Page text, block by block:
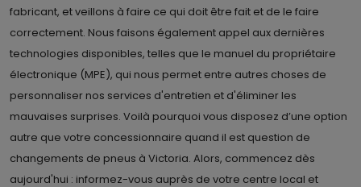
fabricant, et veillons à faire ce qui doit être fait et de le faire
correctement. Nous faisons également appel aux dernières
technologies disponibles, telles que le manuel du propriétaire
électronique (MPE), qui nous permet entre autres choses de
personnaliser nos services d'entretien et d'éliminer les
mauvaises surprises. Voilà pourquoi vous disposez d’une option
autre que votre concessionnaire quand il est question de
changements de pneus à Victoria. Alors, commencez dès
aujourd'hui : informez-vous auprès de votre centre local et